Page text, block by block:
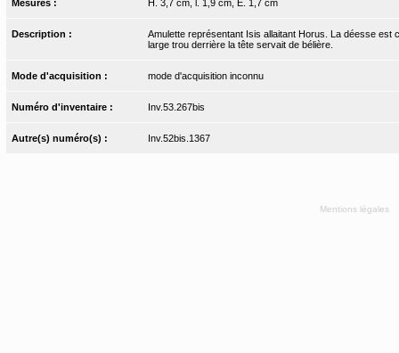
Mesures : H. 3,7 cm, l. 1,9 cm, E. 1,7 cm
Description :
Amulette représentant Isis allaitant Horus. La déesse
large trou derrière la tête servait de bélière.
Mode d'acquisition : mode d'acquisition inconnu
Numéro d'inventaire : Inv.53.267bis
Autre(s) numéro(s) : Inv.52bis.1367
Mentions légales